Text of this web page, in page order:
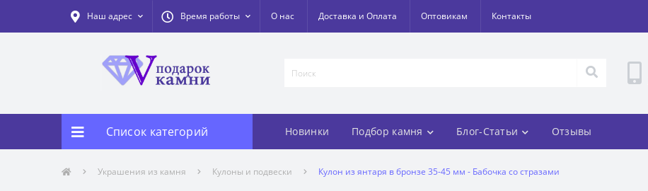
Наш адрес Время работы О нас Доставка и Оплата Оптовикам Контакты
Список категорий Новинки Подбор камня Блог-Статьи Отзывы
Украшения из камня Кулоны и подвески Кулон из янтаря в бронзе 35-45 мм - Бабочка со стразами